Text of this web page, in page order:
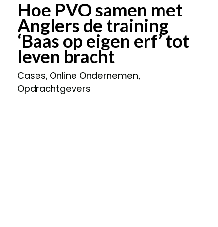
Hoe PVO samen met
Anglers de training
‘Baas op eigen erf’ tot
leven bracht
Cases, Online Ondernemen,
Opdrachtgevers